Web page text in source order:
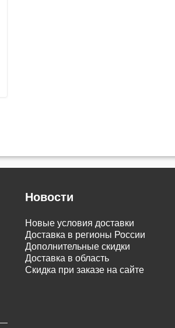
Новости
Новые условия доставки
Доставка в регионы России
Дополнительные скидки
Доставка в область
Скидка при заказе на сайте